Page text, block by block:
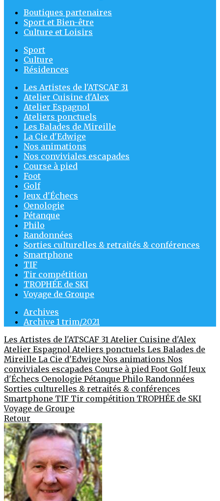
Boutiques partenaires
Sport et Bien-être
Culture et Loisirs
Sport
Culture
Résidences
Les Artistes de l'ATSCAF 31
Atelier Cuisine d'Alex
Atelier Espagnol
Ateliers ponctuels
Les Balades de Mireille
La Cie d'Edwige
Nos animations
Nos conviviales escapades
Course à pied
Foot
Golf
Jeux d'Échecs
Oenologie
Pétanque
Philo
Randonnées
Sorties culturelles & retraités & conférences
Smartphone
TIF
Tir compétition
TROPHÉE de SKI
Voyage de Groupe
Archives
Archive 1 trim/2021
Les Artistes de l'ATSCAF 31 Atelier Cuisine d'Alex
Atelier Espagnol Ateliers ponctuels Les Balades de
Mireille La Cie d'Edwige Nos animations Nos
conviviales escapades Course à pied Foot GolfJeux
d'Échecs Oenologie Pétanque Philo Randonnées
Sorties culturelles & retraités & conférences
Smartphone TIF Tir compétition TROPHÉE de SKI
Voyage de Groupe
Retour